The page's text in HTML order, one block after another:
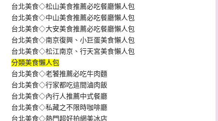
台北美食◇松山美食推薦必吃餐廳懶人包
台北美食◇中山美食推薦必吃餐廳懶人包
台北美食◇大安美食推薦必吃餐廳懶人包
台北美食◇南京復興、小巨蛋美食懶人包
台北美食◇松江南京、行天宮美食懶人包
分類美食懶人包
台北美食◇老饕推薦必吃牛肉麵
台北美食◇行家都吃這間滷肉飯
台北美食◇內行人推薦中式餐廳
台北美食◇私藏之不限時咖啡廳
台北美食◇熱門超好拍網美冰店